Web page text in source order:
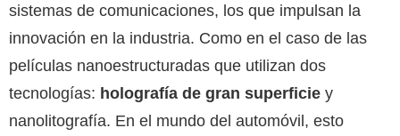
sistemas de comunicaciones, los que impulsan la
innovación en la industria. Como en el caso de las
películas nanoestructuradas que utilizan dos
tecnologías: holografía de gran superficie y
nanolitografía. En el mundo del automóvil, esto